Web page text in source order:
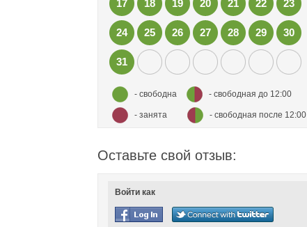
17 18 19 20 21 22 23
24 25 26 27 28 29 30
31
- свободна - свободная до 12:00
- занята - свободная после 12:00
Оставьте свой отзыв:
Войти как